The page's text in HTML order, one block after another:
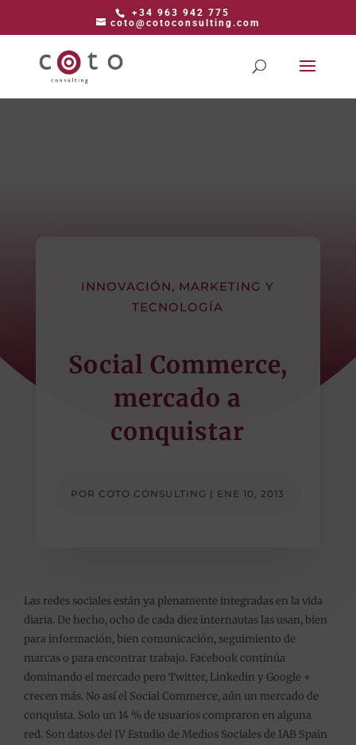
+34 963 942 775
coto@cotoconsulting.com
INNOVACIÓN, MARKETING Y
TECNOLOGÍA
Social Commerce,
mercado a
conquistar
POR COTO CONSULTING | ENE 10, 2013
Las redes sociales están ya plenamente integradas en la vida
diaria. De hecho, ocho de cada diez internautas las usan, bien
para información, bien comunicación, seguimiento de
marcas o para encontrar trabajo. Facebook continúa
dominando el mercado pero Twitter, Linkedin y Google +
crecen más. No así el Social Commerce, aún un mercado de
conquista. Solo un 14 % de usuarios compraron en alguna
red. Son datos del IV Estudio de Medios Sociales de IAB Spain